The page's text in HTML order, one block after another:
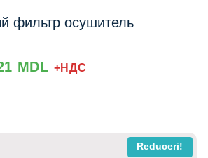
фильтр осушитель
MDLPrețul
+НДС
Reduceri!